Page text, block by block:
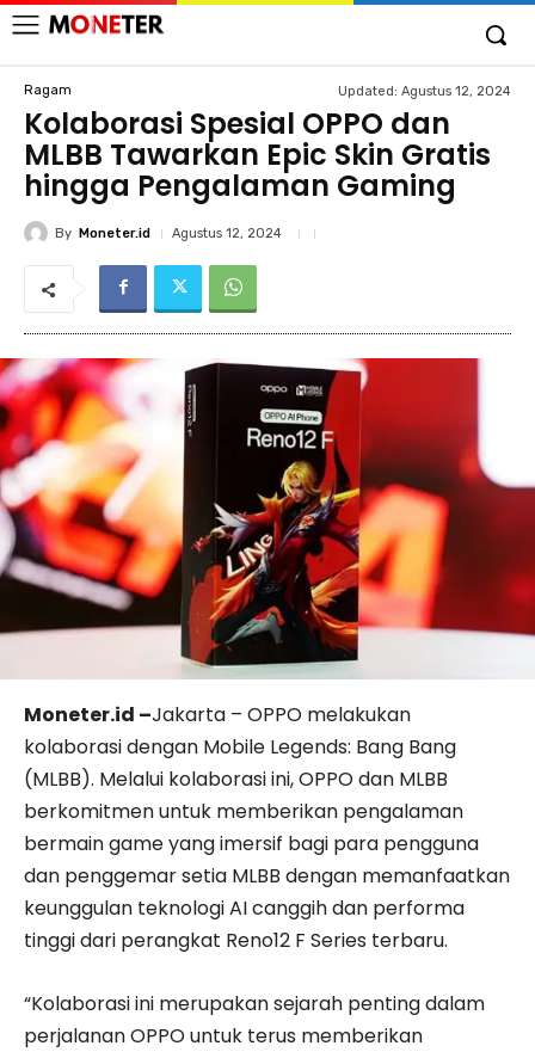
Ragam Updated: Agustus 12, 2024
Kolaborasi Spesial OPPO dan
MLBB Tawarkan Epic Skin Gratis
hingga Pengalaman Gaming
By Moneter.id Agustus 12, 2024
Moneter.id –Jakarta – OPPO melakukan
kolaborasi dengan Mobile Legends: Bang Bang
(MLBB). Melalui kolaborasi ini, OPPO dan MLBB
berkomitmen untuk memberikan pengalaman
bermain game yang imersif bagi para pengguna
dan penggemar setia MLBB dengan memanfaatkan
keunggulan teknologi AI canggih dan performa
tinggi dari perangkat Reno12 F Series terbaru.
“Kolaborasi ini merupakan sejarah penting dalam
perjalanan OPPO untuk terus memberikan